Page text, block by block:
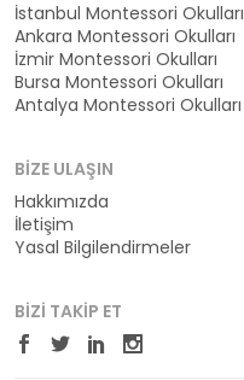
İstanbul Montessori Okulları
Ankara Montessori Okulları
İzmir Montessori Okulları
Bursa Montessori Okulları
Antalya Montessori Okulları
BIZE ULAŞIN
Hakkımızda
İletişim
Yasal Bilgilendirmeler
BIZI TAKIP ET